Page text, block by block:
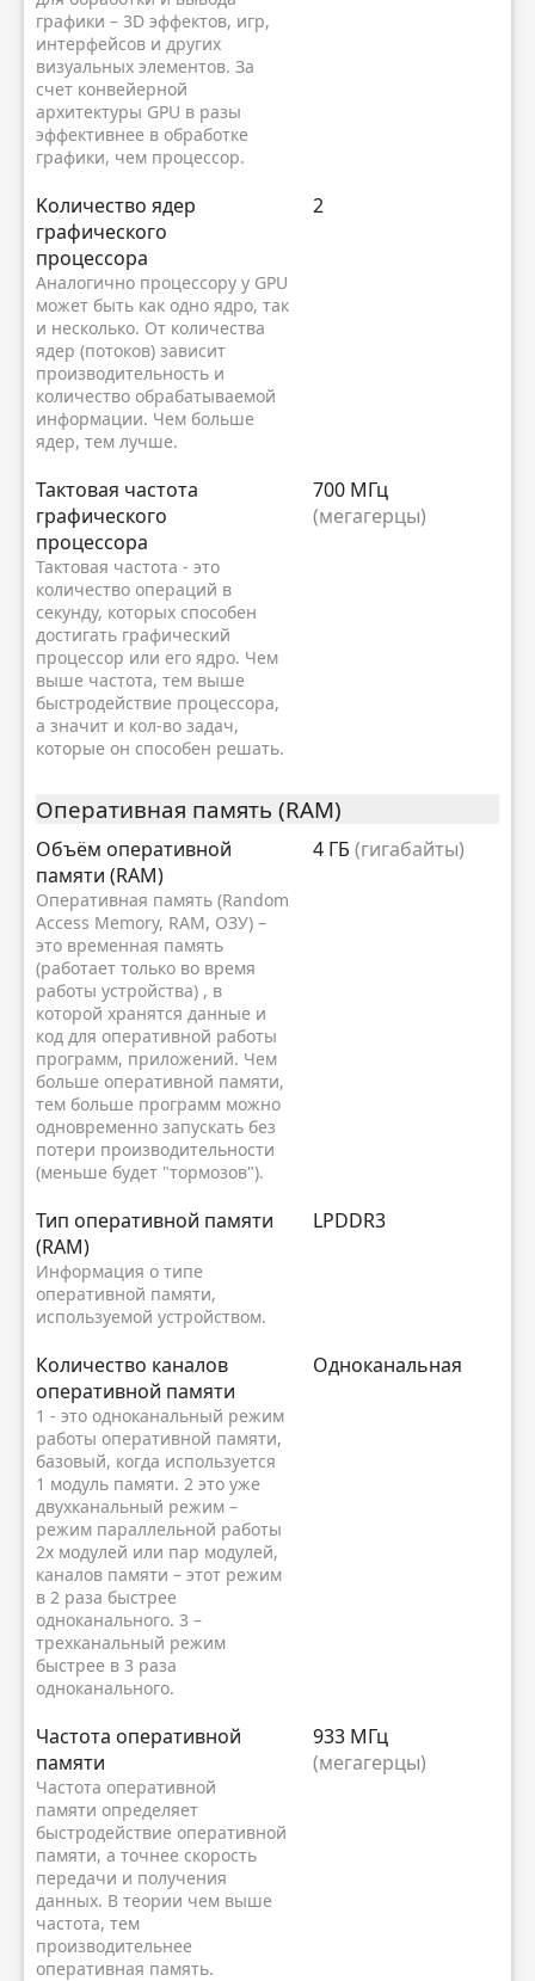
графики – 3D эффектов, игр,
интерфейсов и других
визуальных элементов. За
счет конвейерной
архитектуры GPU в разы
эффективнее в обработке
графики, чем процессор.
Kоличество ядер
графического
процессора
Аналогично процессору у GPU
может быть как одно ядро, так
и несколько. От количества
ядер (потоков) зависит
производительность и
количество обрабатываемой
информации. Чем больше
ядер, тем лучше.
2
Тактовая частота
графического
процессора
Тактовая частота - это
количество операций в
секунду, которых способен
достигать графический
процессор или его ядро. Чем
выше частота, тем выше
быстродействие процессора,
а значит и кол-во задач,
которые он способен решать.
700 МГц
(мегагерцы)
Оперативная память (RAM)
Объём оперативной
памяти (RAM)
Оперативная память (Random
Access Memory, RAM, ОЗУ) –
это временная память
(работает только во время
работы устройства) , в
которой хранятся данные и
код для оперативной работы
программ, приложений. Чем
больше оперативной памяти,
тем больше программ можно
одновременно запускать без
потери производительности
(меньше будет "тормозов").
4 ГБ (гигабайты)
Тип оперативной памяти
(RAM)
Информация о типе
оперативной памяти,
используемой устройством.
LPDDR3
Количество каналов
оперативной памяти
1 - это одноканальный режим
работы оперативной памяти,
базовый, когда используется
1 модуль памяти. 2 это уже
двухканальный режим –
режим параллельной работы
2х модулей или пар модулей,
каналов памяти – этот режим
в 2 раза быстрее
одноканального. 3 –
трехканальный режим
быстрее в 3 раза
одноканального.
Одноканальная
Частота оперативной
памяти
Частота оперативной
памяти определяет
быстродействие оперативной
памяти, а точнее скорость
передачи и получения
данных. В теории чем выше
частота, тем
производительнее
оперативная память.
933 МГц
(мегагерцы)